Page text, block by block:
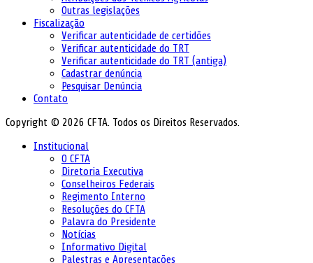
Outras legislações
Fiscalização
Verificar autenticidade de certidões
Verificar autenticidade do TRT
Verificar autenticidade do TRT (antiga)
Cadastrar denúncia
Pesquisar Denúncia
Contato
Copyright © 2026 CFTA. Todos os Direitos Reservados.
Institucional
O CFTA
Diretoria Executiva
Conselheiros Federais
Regimento Interno
Resoluções do CFTA
Palavra do Presidente
Notícias
Informativo Digital
Palestras e Apresentações